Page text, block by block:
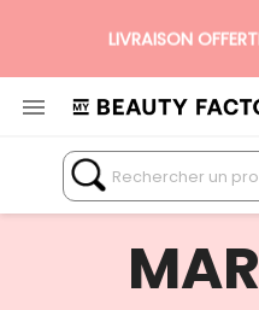
LIVRAISON
N°1 DES BOX BEAUTÉ
